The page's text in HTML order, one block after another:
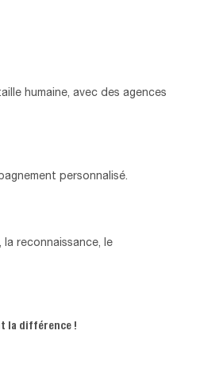
humaine, avec des agences
personnalisé.
reconnaissance, le
la différence !